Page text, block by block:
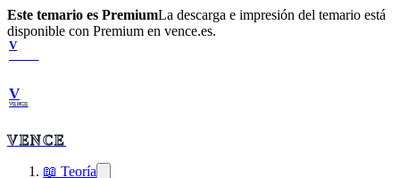
Este temario es PremiumLa descarga e impresión del temario está
disponible con Premium en vence.es.
V
V
VENCE
VENCE
📖 Teoría